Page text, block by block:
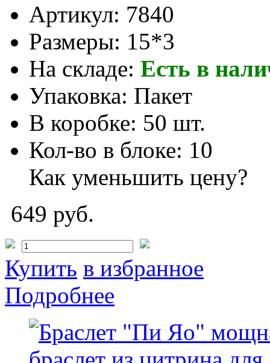
Артикул: 7840
Размеры: 15*3
На складе: Есть в
Упаковка: Пакет
В коробке: 50 шт.
Кол-во в блоке: 10
Как уменьшить цену?
649 руб.
Купить в избранное
Подробнее